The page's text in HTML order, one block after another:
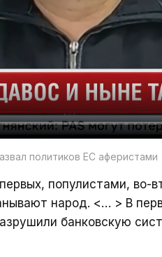
политиков ЕС аферистами
популистами, во-
народ. <… > В
банковскую